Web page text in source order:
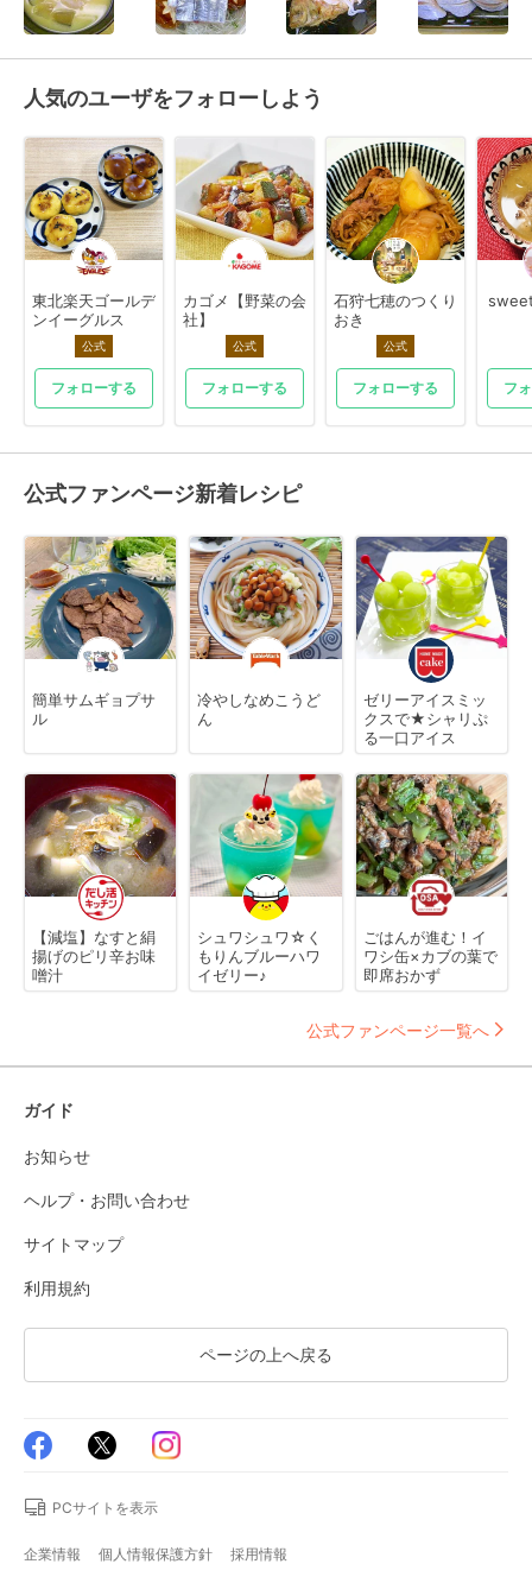
人気のユーザをフォローしよう
東北楽天ゴールデ
ンイーグルス
公式
フォローする
カゴメ【野菜の会
社】
公式
フォローする
石狩七穂のつくり
おき
公式
フォローする フ
公式ファンページ新着レシピ
簡単サムギョプサ
ル
冷やしなめこうど
ん
ゼリーアイスミッ
クスで★シャリぷ
る一口アイス
【減塩】なすと絹
揚げのピリ辛お味
噌汁
シュワシュワ☆く
もりんブルーハワ
イゼリー♪
ごはんが進む！イ
ワシ缶×カブの葉で
即席おかず
公式ファンページ一覧へ
ガイド
お知らせ
ヘルプ・お問い合わせ
サイトマップ
利用規約
ページの上へ戻る
PCサイトを表示
企業情報 個人情報保護方針 採用情報